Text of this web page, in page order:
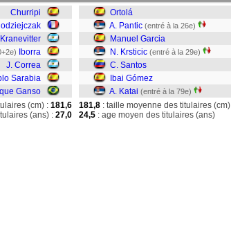
Churripi
Kranevitter
Iborra
J. Correa
Sarabia
Ganso
Ortolá
A. Pantic (entré à la 26e)
Manuel Garcia
N. Krsticic (entré à la 29e)
C. Santos
Ibai Gómez
A. Katai (entré à la 79e)
(cm) : 181,6
(ans) : 27,0
181,8 : taille moyenne des titulaires (cm)
24,5 : age moyen des titulaires (ans)